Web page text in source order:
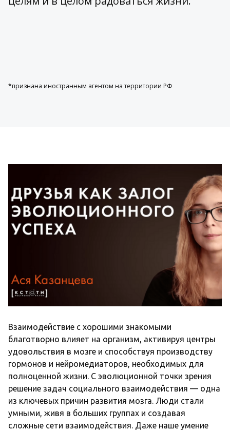
*признана иностранным агентом на территории РФ
Взаимодействие с хорошими знакомыми
благотворно влияет на организм, активируя центры
удовольствия в мозге и способствуя производству
гормонов и нейромедиаторов, необходимых для
полноценной жизни. С эволюционной точки зрения
решение задач социального взаимодействия — одна
из ключевых причин развития мозга. Люди стали
умными, живя в больших группах и создавая
сложные сети взаимодействия. Даже наше умение